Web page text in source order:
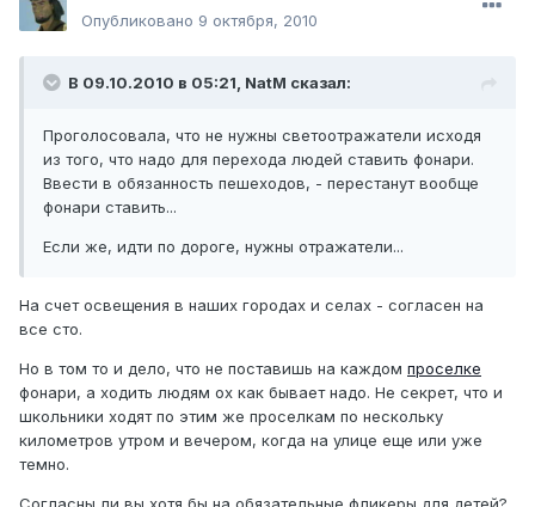
Опубликовано 9 октября, 2010
В 09.10.2010 в 05:21, NatM сказал:
Проголосовала, что не нужны светоотражатели исходя
из того, что надо для перехода людей ставить фонари.
Ввести в обязанность пешеходов, - перестанут вообще
фонари ставить...
Если же, идти по дороге, нужны отражатели...
На счет освещения в наших городах и селах - согласен на
все сто.
Но в том то и дело, что не поставишь на каждом проселке
фонари, а ходить людям ох как бывает надо. Не секрет, что и
школьники ходят по этим же проселкам по нескольку
километров утром и вечером, когда на улице еще или уже
темно.